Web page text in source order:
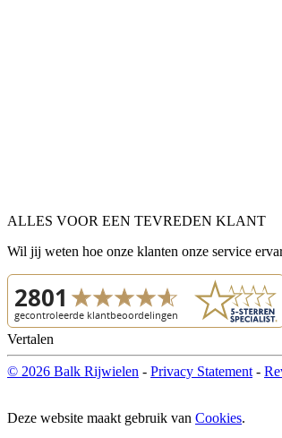
ALLES VOOR EEN TEVREDEN KLANT
Wil jij weten hoe onze klanten onze service
Vertalen
© 2026 Balk Rijwielen - Privacy Statement -
Deze website maakt gebruik van Cookies.